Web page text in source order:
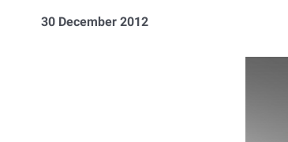
30 December 2012